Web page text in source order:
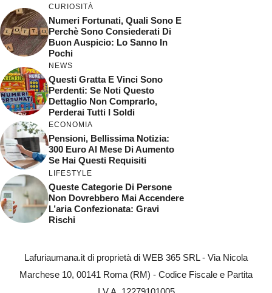
CURIOSITÀ
Numeri Fortunati, Quali Sono E
Perchè Sono Consiederati Di
Buon Auspicio: Lo Sanno In
Pochi
NEWS
Questi Gratta E Vinci Sono
Perdenti: Se Noti Questo
Dettaglio Non Comprarlo,
Perderai Tutti I Soldi
ECONOMIA
Pensioni, Bellissima Notizia:
300 Euro Al Mese Di Aumento
Se Hai Questi Requisiti
LIFESTYLE
Queste Categorie Di Persone
Non Dovrebbero Mai Accendere
L’aria Confezionata: Gravi
Rischi
Lafuriaumana.it di proprietà di WEB 365 SRL - Via Nicola
Marchese 10, 00141 Roma (RM) - Codice Fiscale e Partita